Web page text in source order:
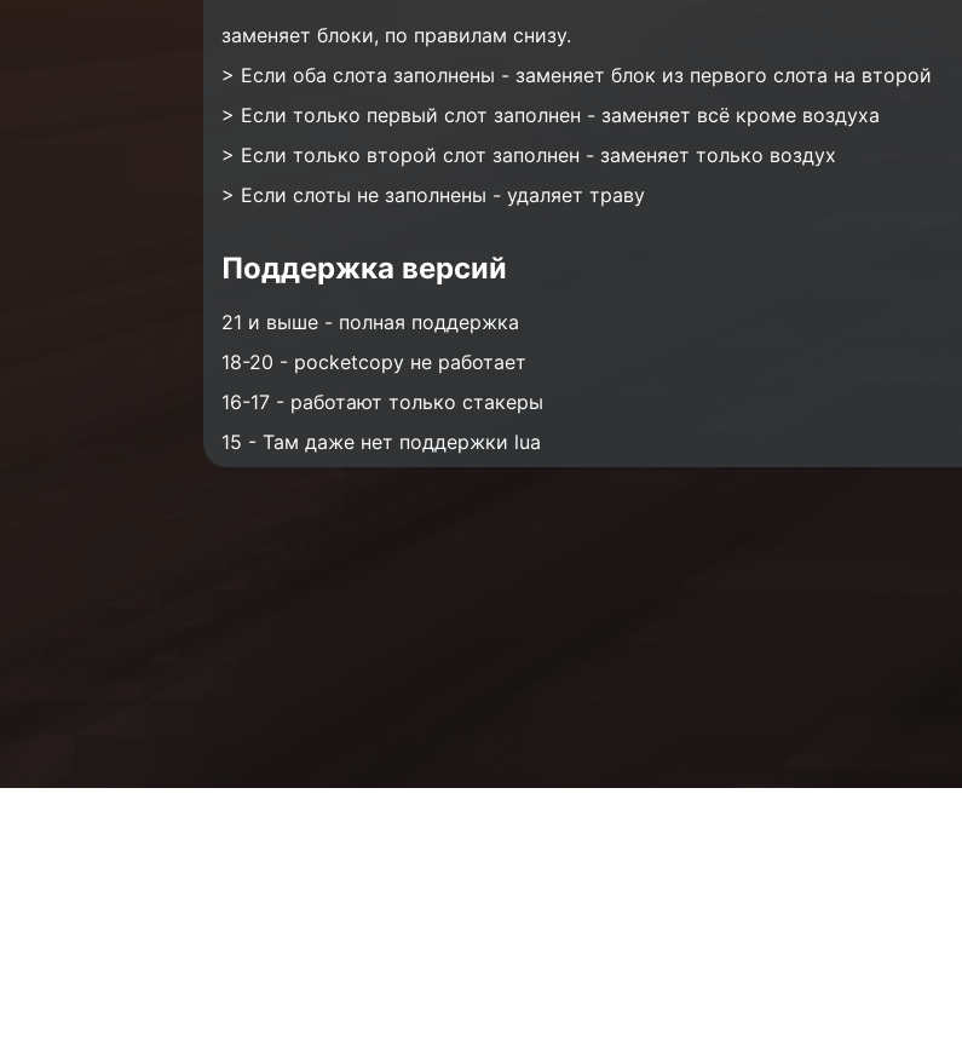
заменяет блоки, по правилам снизу.
> Если оба слота заполнены - заменяет блок из первого слота на второй
> Если только первый слот заполнен - заменяет всё кроме воздуха
> Если только второй слот заполнен - заменяет только воздух
> Если слоты не заполнены - удаляет траву
Поддержка версий
21 и выше - полная поддержка
18-20 - pocketcopy не работает
16-17 - работают только стакеры
15 - Там даже нет поддержки lua